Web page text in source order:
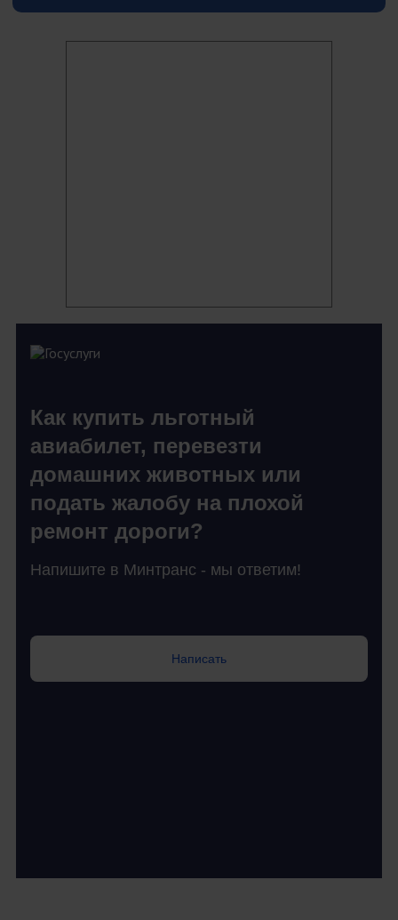
Как купить льготный
авиабилет, перевезти
домашних животных или
подать жалобу на плохой
ремонт дороги?
Напишите в Минтранс - мы ответим!
Написать